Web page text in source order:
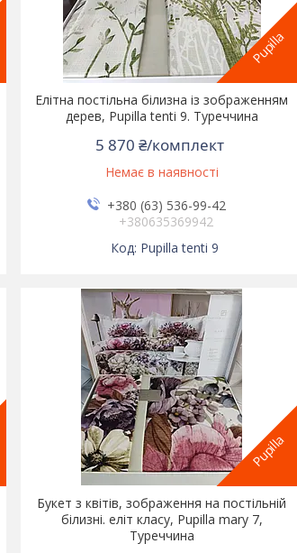
Pupilla
Елітна постільна білизна із зображенням
дерев, Pupilla tenti 9. Туреччина
5 870 ₴/комплект
Немає в наявності
+380 (63) 536-99-42
+380635369942
Pupilla tenti 9
Pupilla
Букет з квітів, зображення на постільній
білизні. еліт класу, Pupilla mary 7,
Туреччина